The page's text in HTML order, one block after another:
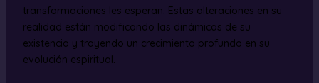
transformaciones les esperan. Estas alteraciones en su
realidad están modificando las dinámicas de su
existencia y trayendo un crecimiento profundo en su
evolución espiritual.